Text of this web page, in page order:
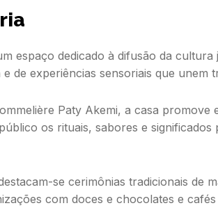
espaço dedicado à difusão da
de experiências sensoriais que unem
Paty Akemi, a casa promove
os rituais, sabores e
se cerimônias tradicionais de
com doces e chocolates e